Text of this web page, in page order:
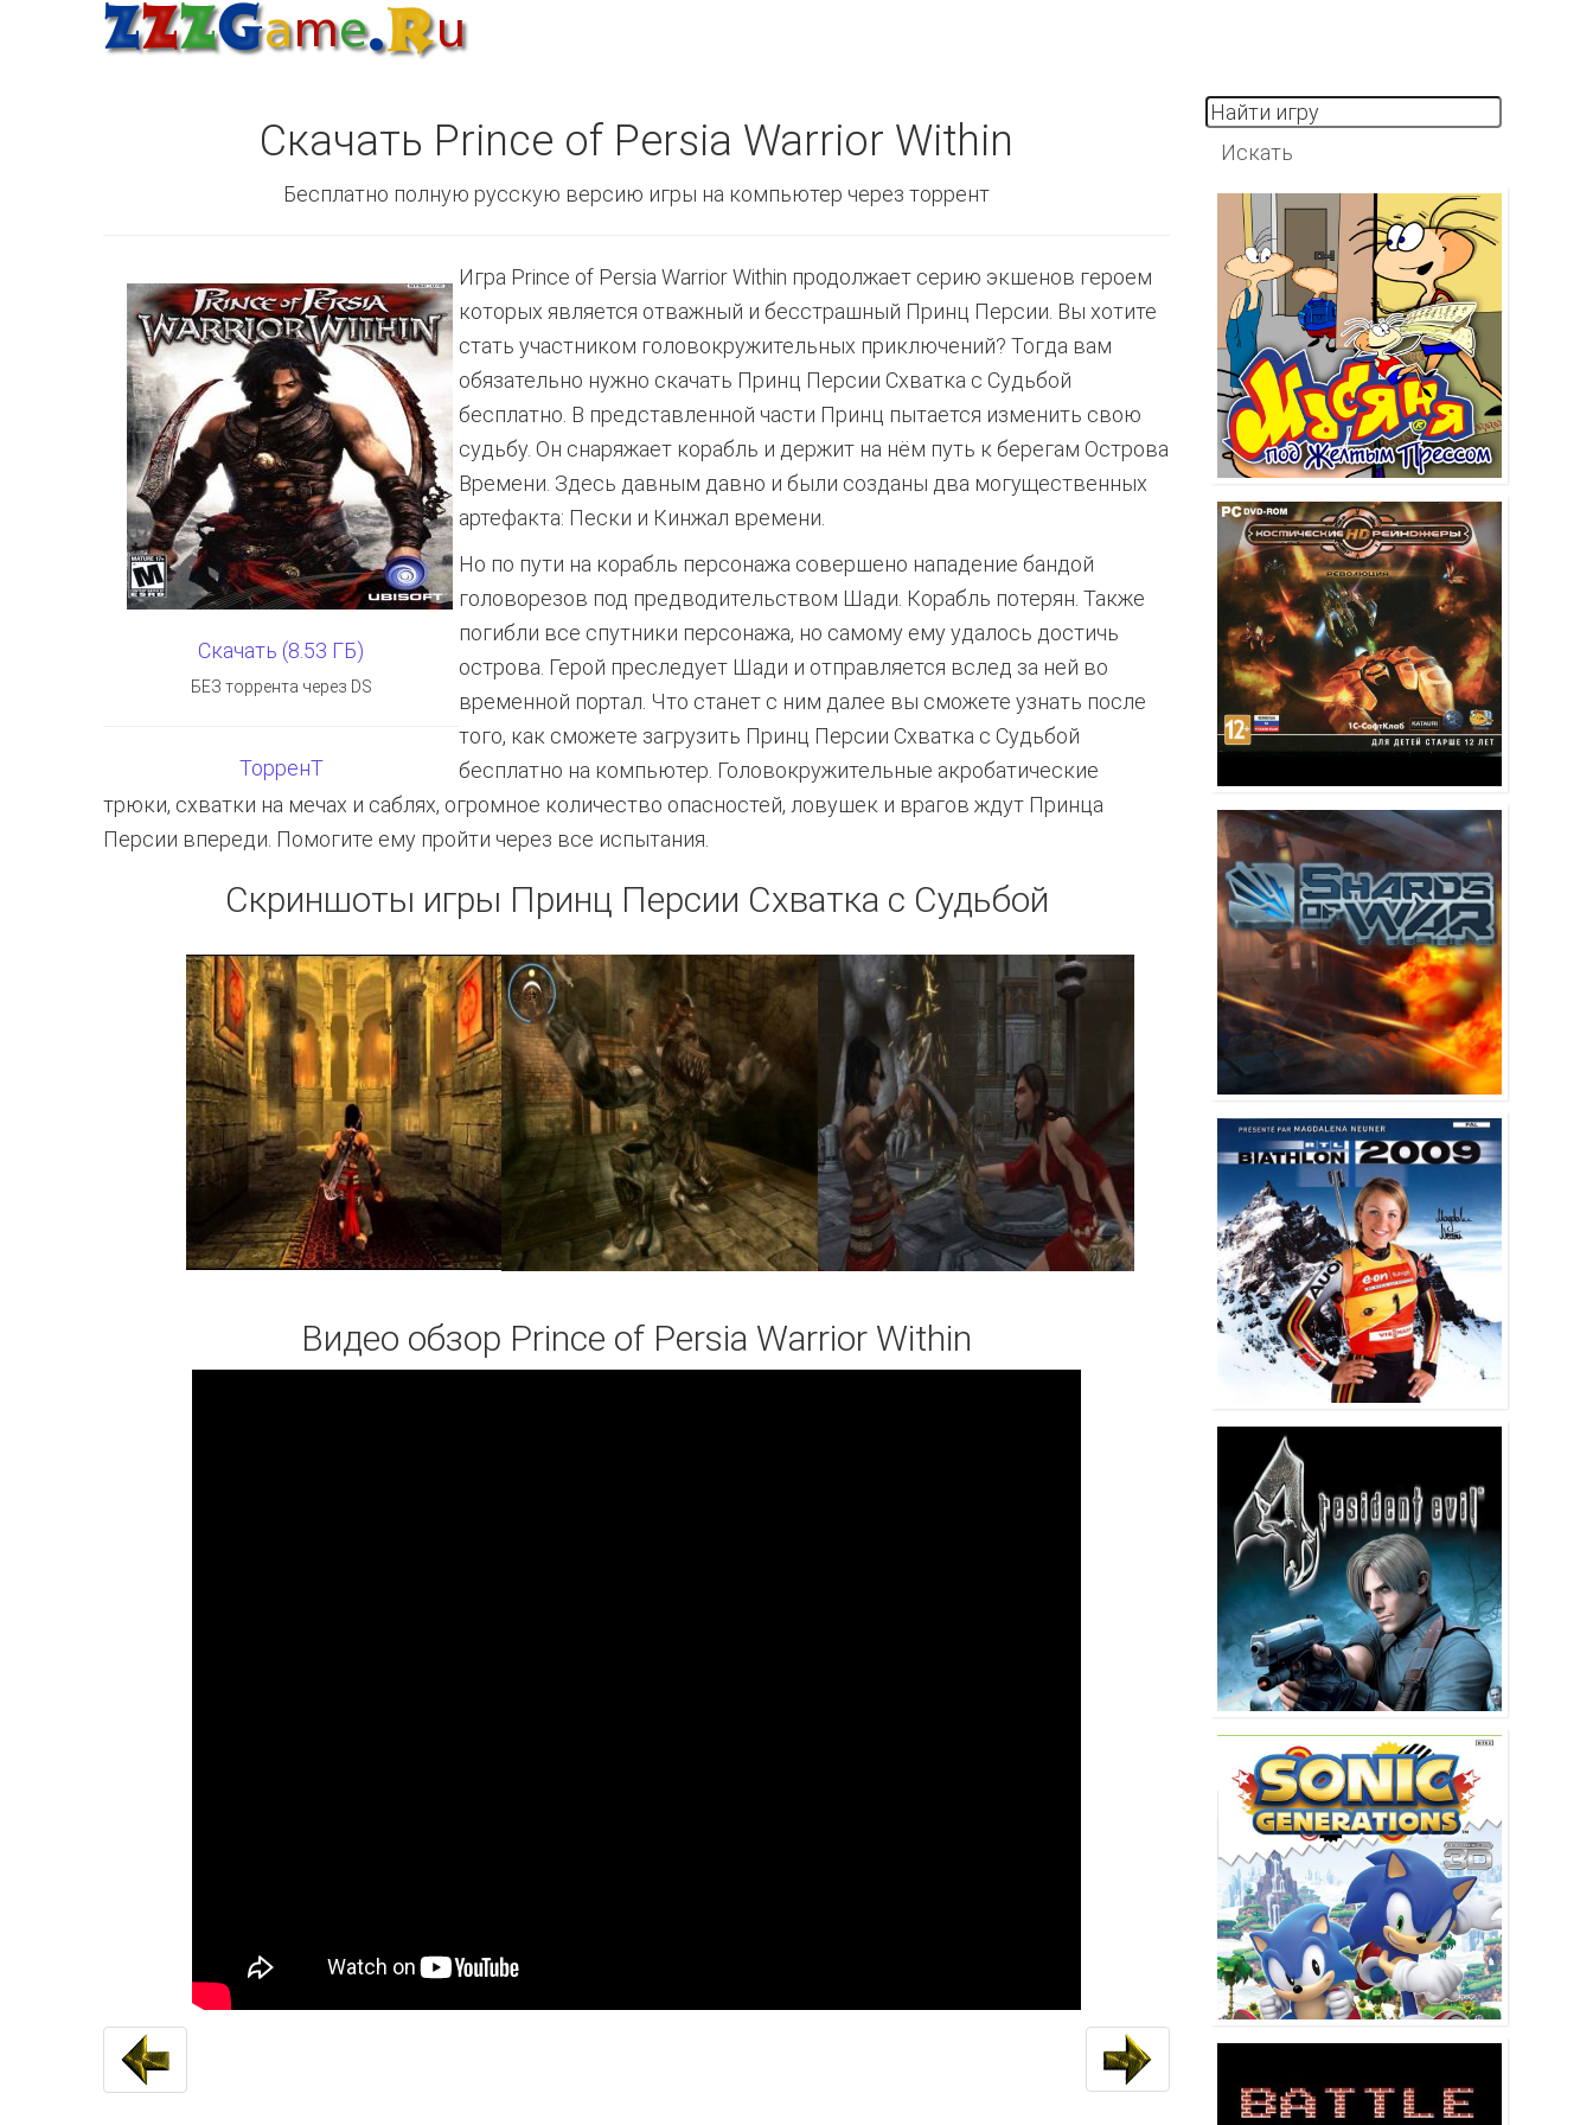
Скачать Prince of Persia Warrior Within
Бесплатно полную русскую версию игры на компьютер через торрент
Скачать (8.53 ГБ)
БЕЗ торрента через DS
ТорренТ
Игра Prince of Persia Warrior Within продолжает серию экшенов героем
которых является отважный и бесстрашный Принц Персии. Вы хотите
стать участником головокружительных приключений? Тогда вам
обязательно нужно скачать Принц Персии Схватка с Судьбой
бесплатно. В представленной части Принц пытается изменить свою
судьбу. Он снаряжает корабль и держит на нём путь к берегам Острова
Времени. Здесь давным давно и были созданы два могущественных
артефакта: Пески и Кинжал времени.
Но по пути на корабль персонажа совершено нападение бандой
головорезов под предводительством Шади. Корабль потерян. Также
погибли все спутники персонажа, но самому ему удалось достичь
острова. Герой преследует Шади и отправляется вслед за ней во
временной портал. Что станет с ним далее вы сможете узнать после
того, как сможете загрузить Принц Персии Схватка с Судьбой
бесплатно на компьютер. Головокружительные акробатические
трюки, схватки на мечах и саблях, огромное количество опасностей, ловушек и врагов ждут Принца
Персии впереди. Помогите ему пройти через все испытания.
Скриншоты игры Принц Персии Схватка с Судьбой
Видео обзор Prince of Persia Warrior Within